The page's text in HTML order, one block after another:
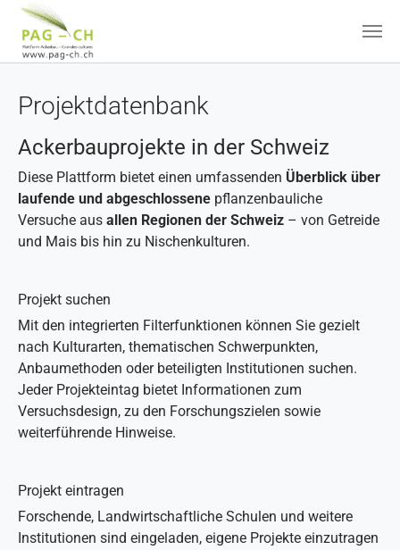
Projektdatenbank
Ackerbauprojekte in der Schweiz
Diese Plattform bietet einen umfassenden Überblick über
laufende und abgeschlossene pflanzenbauliche
Versuche aus allen Regionen der Schweiz – von Getreide
und Mais bis hin zu Nischenkulturen.
Projekt suchen
Mit den integrierten Filterfunktionen können Sie gezielt
nach Kulturarten, thematischen Schwerpunkten,
Anbaumethoden oder beteiligten Institutionen suchen.
Jeder Projekteintag bietet Informationen zum
Versuchsdesign, zu den Forschungszielen sowie
weiterführende Hinweise.
Projekt eintragen
Forschende, Landwirtschaftliche Schulen und weitere
Institutionen sind eingeladen, eigene Projekte einzutragen